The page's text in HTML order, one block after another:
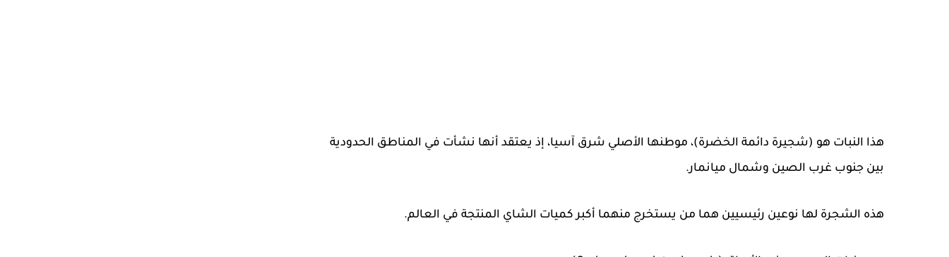
هذا النبات هو (شجيرة دائمة الخضرة)، موطنها الأصلي شرق آسيا، إذ يعتقد أنها نشأت في المناطق الحدودية
بين جنوب غرب الصين وشمال ميانمار.
هذه الشجرة لها نوعين رئيسيين هما من يستخرج منهما أكبر كميات الشاي المنتجة في العالم.